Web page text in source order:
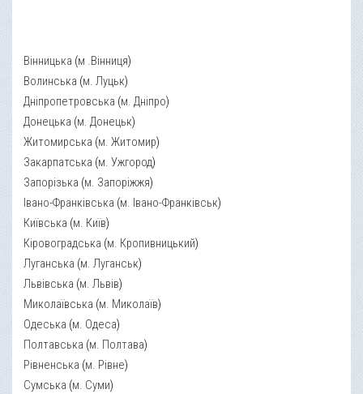
Вінницька (м .Вінниця)
Волинська (м. Луцьк)
Дніпропетровська (м. Дніпро)
Донецька (м. Донецьк)
Житомирська (м. Житомир)
Закарпатська (м. Ужгород)
Запорізька (м. Запоріжжя)
Івано-Франківська (м. Івано-Франківськ)
Київська (м. Київ)
Кіровоградська (м. Кропивницький)
Луганська (м. Луганськ)
Львівська (м. Львів)
Миколаївська (м. Миколаїв)
Одеська (м. Одеса)
Полтавська (м. Полтава)
Рівненська (м. Рівне)
Сумська (м. Суми)